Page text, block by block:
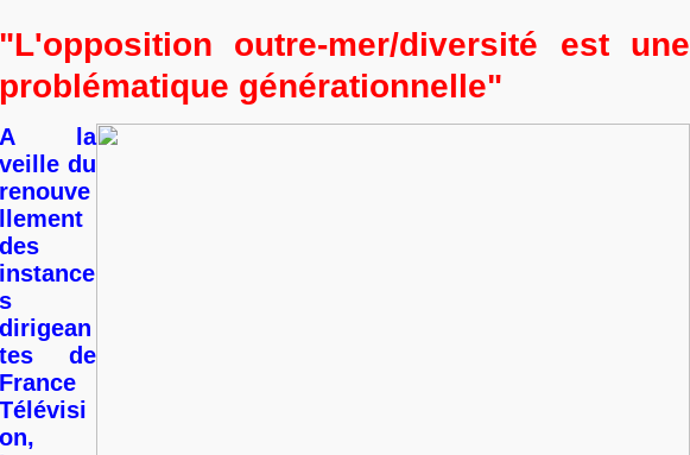
"L'opposition outre-mer/diversité est une
problématique générationnelle"
A la
veille du
renouve
llement
des
instance
s
dirigean
tes de
France
Télévisi
on,